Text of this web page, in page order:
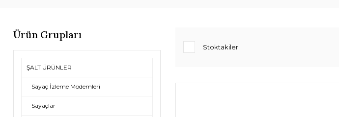
Ürün Grupları
ŞALT ÜRÜNLER
Sayaç İzleme Modemleri
Sayaçlar
Stoktakiler